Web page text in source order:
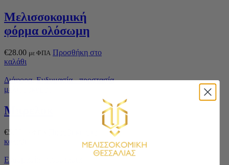
Μελισσοκομική
φόρμα ολόσωμη
€28.00 με ΦΠΑ Προσθήκη στο
καλάθι
Διάφορα,Ενδυμασία - προστασία
μελισσοκόμου
Μπρελοκ
€5.00
καλάθι
Ενδυμασία - προστασία